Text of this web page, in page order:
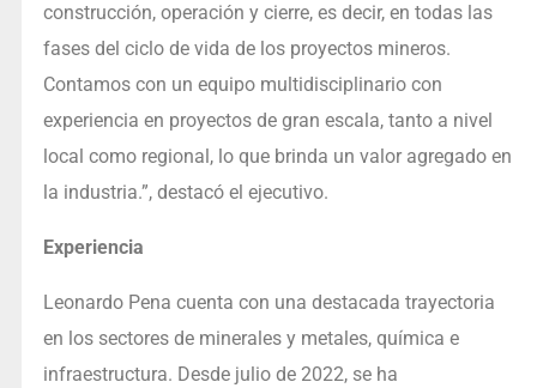
construcción, operación y cierre, es decir, en todas las
fases del ciclo de vida de los proyectos mineros.
Contamos con un equipo multidisciplinario con
experiencia en proyectos de gran escala, tanto a nivel
local como regional, lo que brinda un valor agregado en
la industria.”, destacó el ejecutivo.
Experiencia
Leonardo Pena cuenta con una destacada trayectoria
en los sectores de minerales y metales, química e
infraestructura. Desde julio de 2022, se ha